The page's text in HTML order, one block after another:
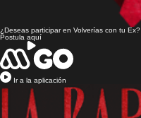
¿Deseas participar en Volverías con tu Ex?
Postula aquí
Ir a la aplicación